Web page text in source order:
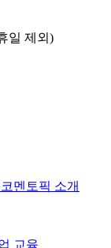
일 제외)
코멘토픽 소개
교육